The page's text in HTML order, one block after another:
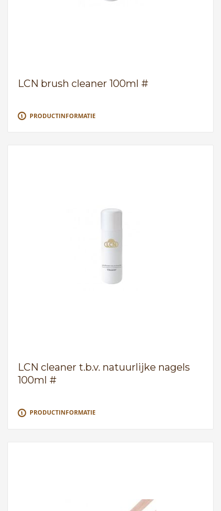
LCN brush cleaner 100ml #
PRODUCTINFORMATIE
LCN cleaner t.b.v. natuurlijke nagels
100ml #
PRODUCTINFORMATIE